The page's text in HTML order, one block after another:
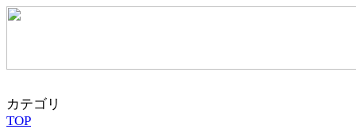
カテゴリ
TOP